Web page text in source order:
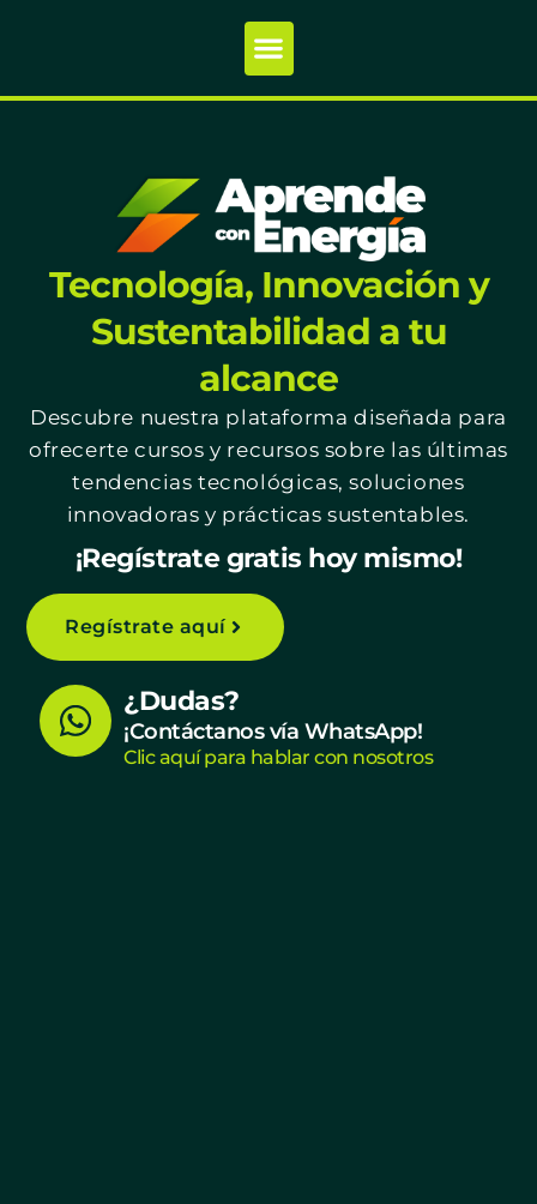
Tecnología, Innovación y
Sustentabilidad a tu
alcance
Descubre nuestra plataforma diseñada para
ofrecerte cursos y recursos sobre las últimas
tendencias tecnológicas, soluciones
innovadoras y prácticas sustentables.
¡Regístrate gratis hoy mismo!
Regístrate aquí
W
h
¿Dudas?
¡Contáctanos vía WhatsApp!
Clic aquí para hablar con nosotros